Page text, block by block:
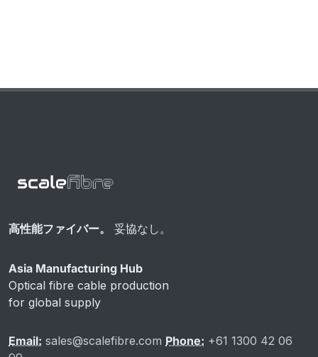
高性能ファイバー。 妥協なし。
Asia Manufacturing Hub
Optical fibre cable production
for global supply
Email: sales@scalefibre.com Phone: +61 1300 42 06